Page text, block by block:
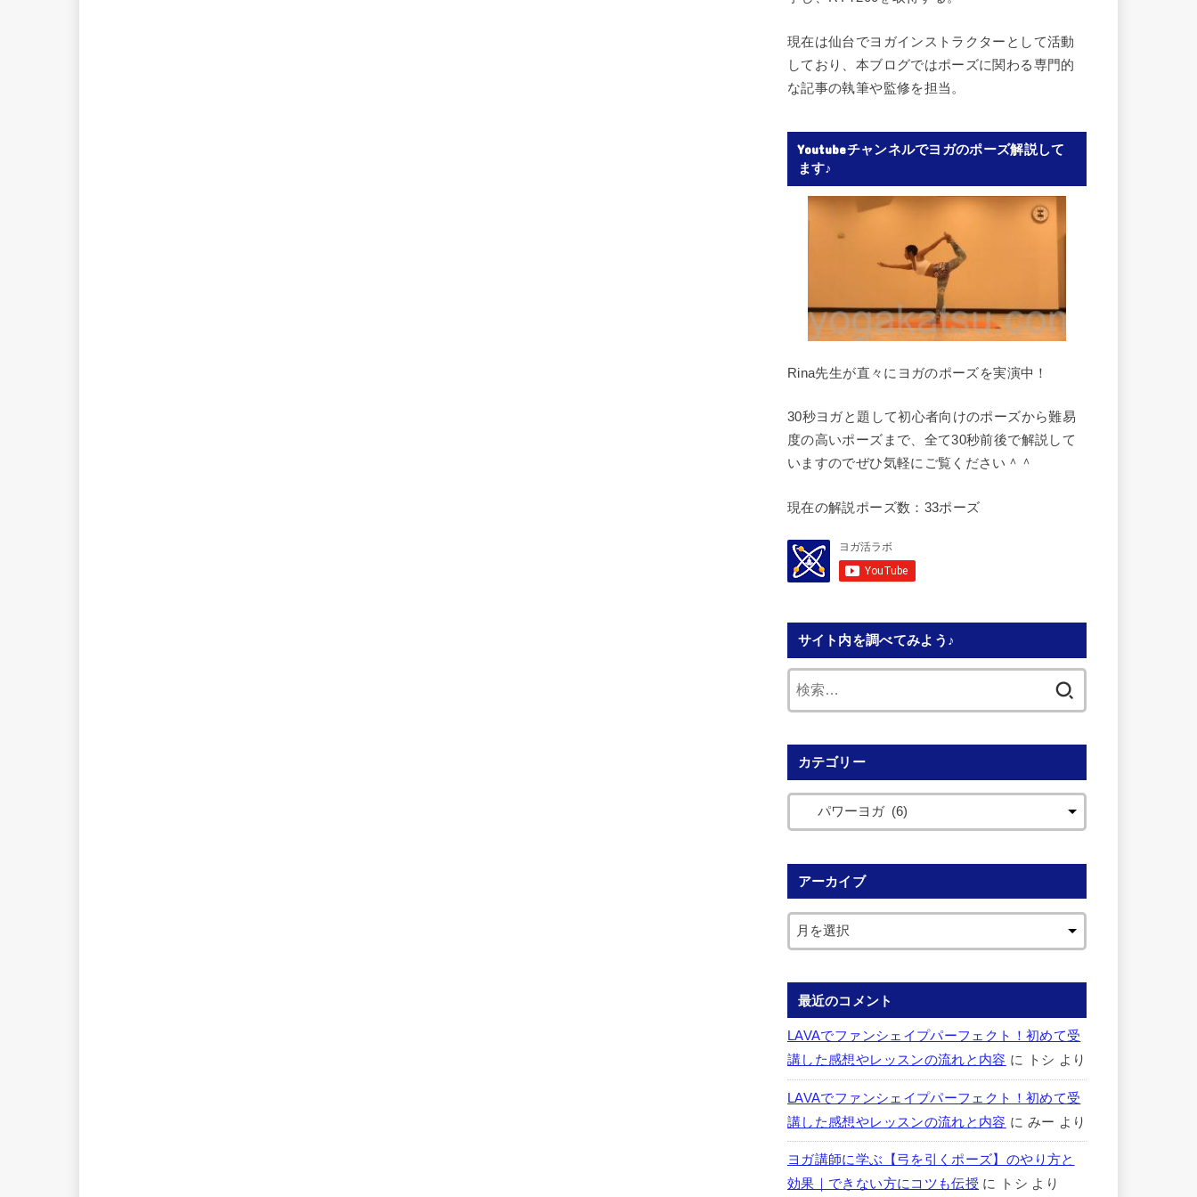
現在は仙台でヨガインストラクターとして活動
しており、本ブログではポーズに関わる専門的
な記事の執筆や監修を担当。
Youtubeチャンネルでヨガのポーズ解説して
ます♪
Rina先生が直々にヨガのポーズを実演中！
30秒ヨガと題して初心者向けのポーズから難易
度の高いポーズまで、全て30秒前後で解説して
いますのでぜひ気軽にご覧ください＾＾
現在の解説ポーズ数：33ポーズ
サイト内を調べてみよう♪
カテゴリー
アーカイブ
最近のコメント
LAVAでファンシェイプパーフェクト！初めて受
講した感想やレッスンの流れと内容 に トシ より
LAVAでファンシェイプパーフェクト！初めて受
講した感想やレッスンの流れと内容 に みー より
ヨガ講師に学ぶ【弓を引くポーズ】のやり方と
効果｜できない方にコツも伝授 に トシ より